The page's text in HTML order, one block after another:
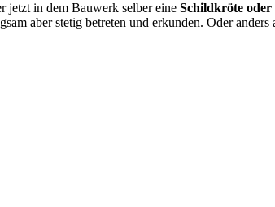
jetzt in dem Bauwerk selber eineSchildkröte
aber stetig betreten und erkunden. Oder